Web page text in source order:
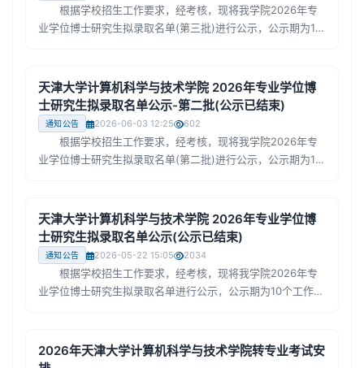
计算驱动的智能应用与学科交叉三大方向，...
根据学校招生工作要求，经考核，现将我学院2026年专
业学位博士研究生拟录取名单(第三批)进行公示，公示期为10
022-27407657 受理邮箱：sunjia@tju.edu.cn(首
选) 计算机科学与技术学院 2026年6月12日
天津大学计算机科学与技术学院 2026年专业学位博
士研究生拟录取名单公示-第二批(公示已结束)
通知公告 2026-06-03 12:25 602
根据学校招生工作要求，经考核，现将我学院2026年专
业学位博士研究生拟录取名单(第二批)进行公示，公示期为10
022-27407657 受理邮箱：sunjia@tju.edu.cn(首
选) 计算机科学与技术学院 2026年6月3日
天津大学计算机科学与技术学院 2026年专业学位博
士研究生拟录取名单公示(公示已结束)
通知公告 2026-05-22 15:05 2034
根据学校招生工作要求，经考核，现将我学院2026年专
业学位博士研究生拟录取名单进行公示，公示期为10个工作
27407657 受理邮箱：sunjia@tju.edu.cn(首选) 计算
机科学与技术学院 2026年5月22日
2026年天津大学计算机科学与技术学院转专业考试安